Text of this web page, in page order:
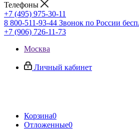
Телефоны
+7 (495) 975-30-11
8 800-511-93-44 Звонок по России
+7 (906) 726-11-73
Москва
Личный кабинет
Корзина0
Отложенные0